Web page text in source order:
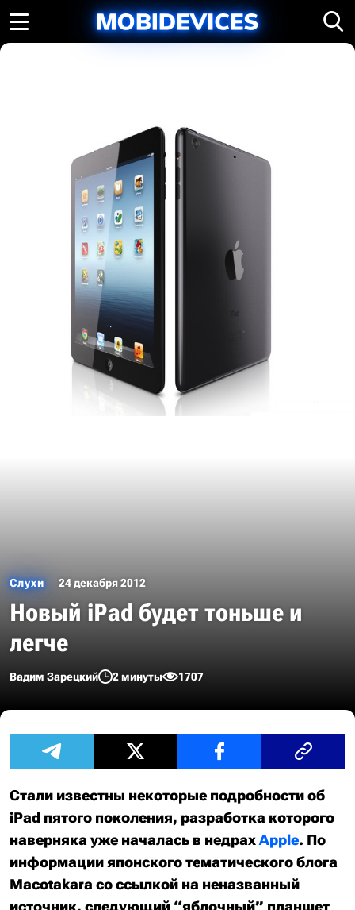
Слухи 24 декабря 2012
Новый iPad будет тоньше и
легче
Вадим Зарецкий 2 минуты 1707
Стали известны некоторые подробности об
iPad пятого поколения, разработка которого
наверняка уже началась в недрахApple. По
информации японского тематического блога
Macotakara со ссылкой на неназванный
источник, следующий “яблочный” планшет